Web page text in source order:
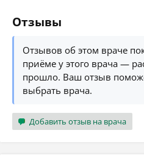
Отзывы
Отзывов об этом враче
приёме у этого врача —
прошло. Ваш отзыв
выбрать врача.
Добавить отзыв на врача